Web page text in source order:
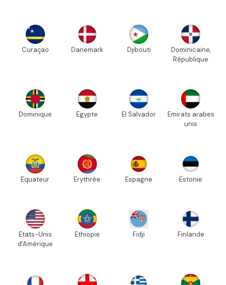
Curaçao Danemark Djibouti
Dominicaine,
République
Dominique Egypte El Salvador
Emirats arabes
unis
Equateur Erythrée Espagne Estonie
Etats-Unis
d'Amérique
Ethiopie Fidji Finlande